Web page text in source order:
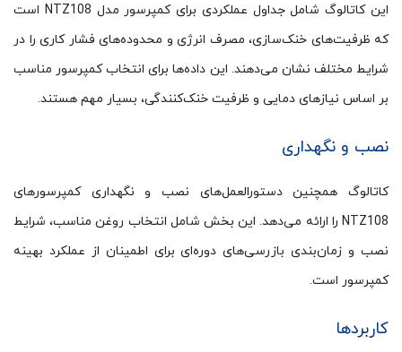
این کاتالوگ شامل جداول عملکردی برای کمپرسور مدل NTZ108 است
که ظرفیت‌های خنک‌سازی، مصرف انرژی و محدوده‌های فشار کاری را در
شرایط مختلف نشان می‌دهند. این داده‌ها برای انتخاب کمپرسور مناسب
بر اساس نیازهای دمایی و ظرفیت خنک‌کنندگی، بسیار مهم هستند.
نصب و نگهداری
کاتالوگ همچنین دستورالعمل‌های نصب و نگهداری کمپرسورهای
NTZ108 را ارائه می‌دهد. این بخش شامل انتخاب روغن مناسب، شرایط
نصب و زمان‌بندی بازرسی‌های دوره‌ای برای اطمینان از عملکرد بهینه
کمپرسور است.
کاربردها